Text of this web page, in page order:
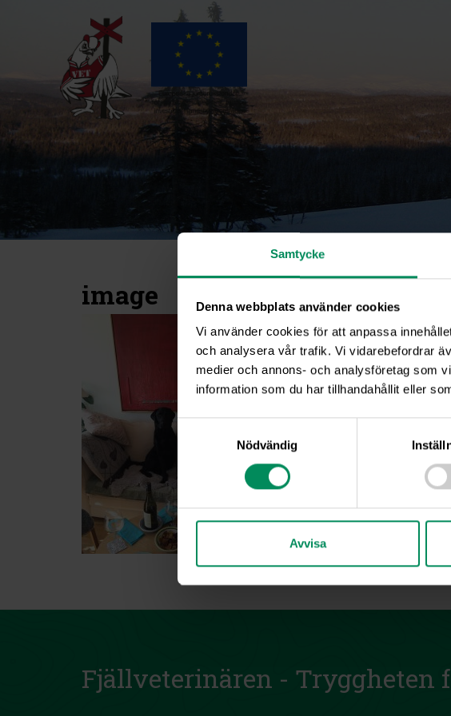
Samtycke
Denna webbplats använder cookies
Vi använder cookies för att anpassa
och analysera vår trafik. Vi vidarebefordrar
medier och annons- och analysföretag som
information som du har tillhandahållit eller
Nödvändig
Avvisa
image
Fjällveterinären - Tryggheten